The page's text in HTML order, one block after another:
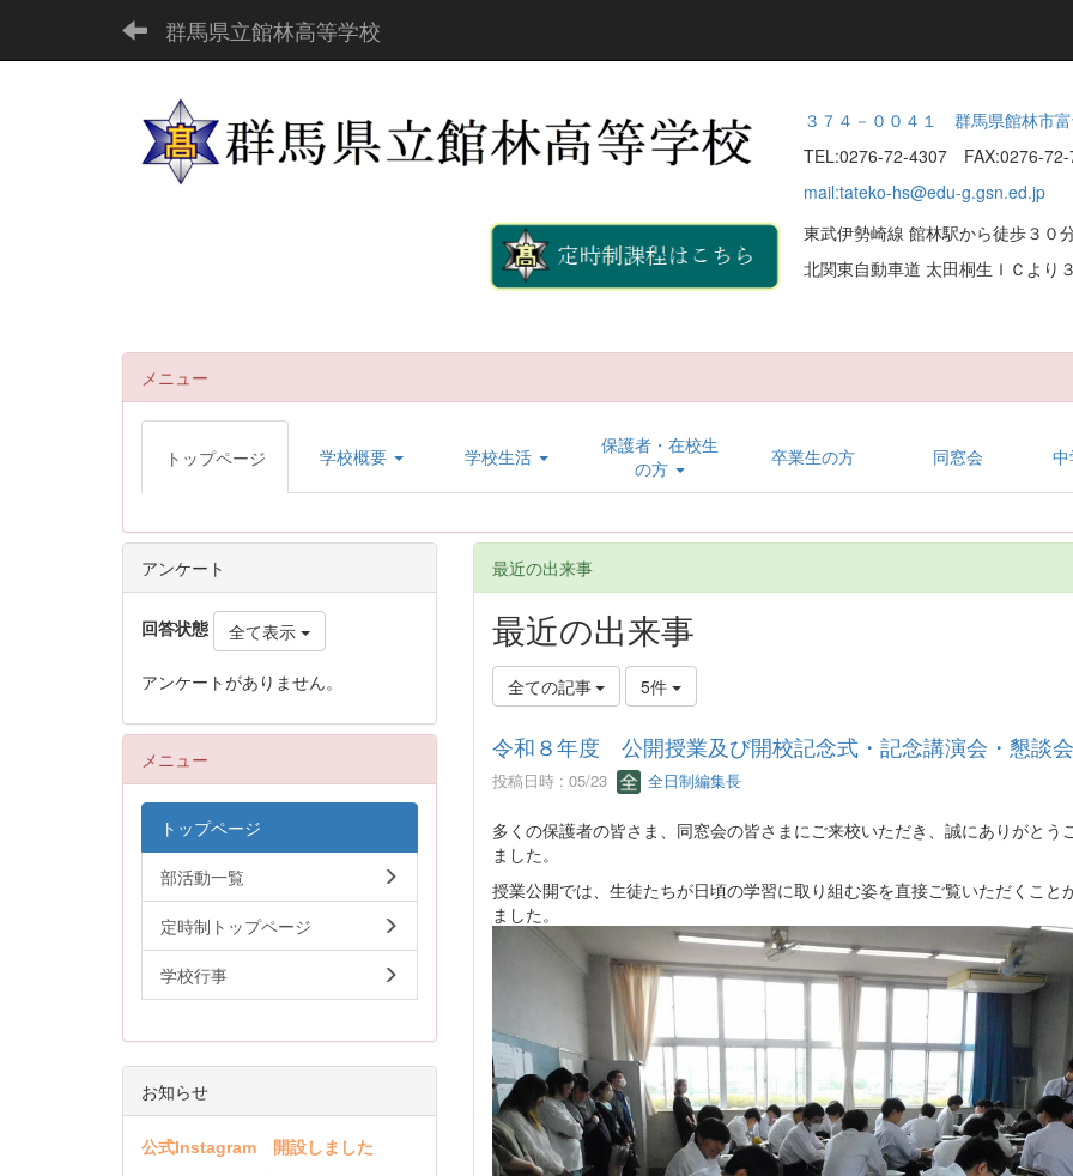
群馬県立館林高等学校
３７４－００４１ 群馬県館林市
TEL:0276-72-4307 FAX:0276-
mail:tateko-hs@edu-g.gsn.ed.jp
東武伊勢崎線 館林駅から徒歩３
北関東自動車道 太田桐生ＩＣより
メニュー
トップページ 学校概要 学校生活
保護者・在校生
の方
卒業生の方 同窓会
最近の出来事
最近の出来事
全ての記事 5件
令和８年度 公開授業及び開校記念式・記念講演会・懇談会
投稿日時 : 05/23 全日制編集長
多くの保護者の皆さま、同窓会の皆さまにご来校いただき、誠にありがとう
ました。
授業公開では、生徒たちが日頃の学習に取り組む姿を直接ご覧いただくこと
ました。
アンケート
回答状態 全て表示
アンケートがありません。
メニュー
トップページ
部活動一覧
定時制トップページ
学校行事
お知らせ
公式Instagram 開設しました